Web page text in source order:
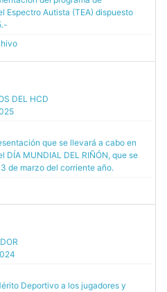
Espectro Autista (TEA) dispuesto
DEL HCD
que se llevará a cabo en
DÍA MUNDIAL DEL RIÑÓN, que se
de marzo del corriente año.
Deportivo a los jugadores y